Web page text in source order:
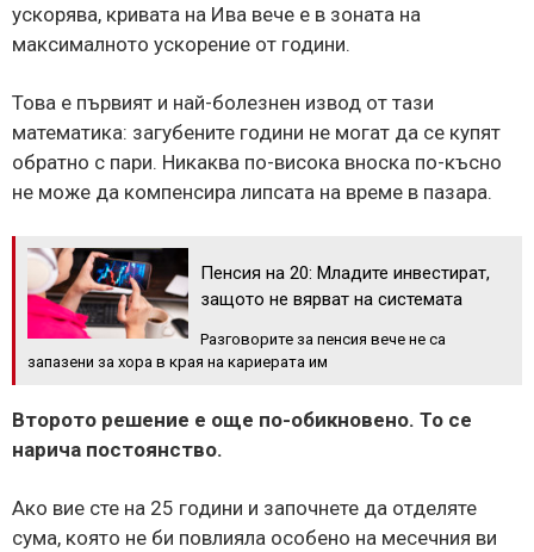
ускорява, кривата на Ива вече е в зоната на
максималното ускорение от години.
Това е първият и най-болезнен извод от тази
математика: загубените години не могат да се купят
обратно с пари. Никаква по-висока вноска по-късно
не може да компенсира липсата на време в пазара.
Пенсия на 20: Младите инвестират,
защото не вярват на системата
Разговорите за пенсия вече не са
запазени за хора в края на кариерата им
Второто решение е още по-обикновено. То се
нарича постоянство.
Ако вие сте на 25 години и започнете да отделяте
сума, която не би повлияла особено на месечния ви